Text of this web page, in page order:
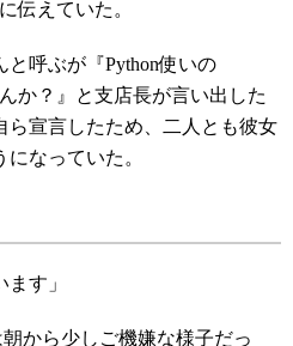
伝えていた。
呼ぶが『Python使いの
か？』と支店長が言い出した
ら宣言したため、二人とも彼女
なっていた。
す」
から少しご機嫌な様子だっ